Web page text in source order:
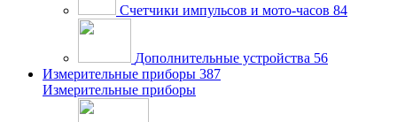
Счетчики импульсов и мото-часов 84
Дополнительные устройства 56
Измерительные приборы 387
Измерительные приборы